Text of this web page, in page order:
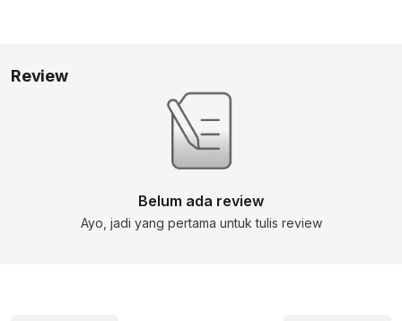
Review
Belum ada review
Ayo, jadi yang pertama untuk tulis review